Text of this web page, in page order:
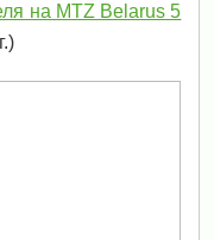
на MTZ Belarus 5